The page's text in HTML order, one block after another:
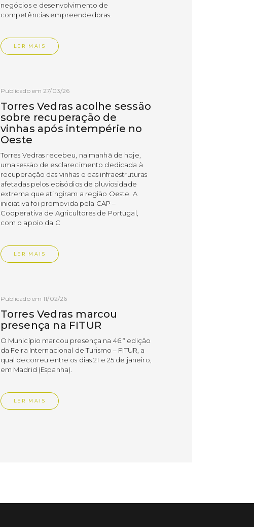
negócios e desenvolvimento de
competências empreendedoras.
LER MAIS
Publicado em 27/03/26
Torres Vedras acolhe sessão
sobre recuperação de
vinhas após intempérie no
Oeste
Torres Vedras recebeu, na manhã de hoje,
uma sessão de esclarecimento dedicada à
recuperação das vinhas e das infraestruturas
afetadas pelos episódios de pluviosidade
extrema que atingiram a região Oeste. A
iniciativa foi promovida pela CAP –
Cooperativa de Agricultores de Portugal,
com o apoio da C
LER MAIS
Publicado em 11/02/26
Torres Vedras marcou
presença na FITUR
O Município marcou presença na 46.ª edição
da Feira Internacional de Turismo – FITUR, a
qual decorreu entre os dias 21 e 25 de janeiro,
em Madrid (Espanha).
LER MAIS